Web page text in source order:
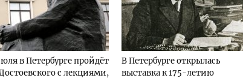
в Петербурге пройдёт
с лекциями,
В Петербурге открылась
выставка к 175-летию